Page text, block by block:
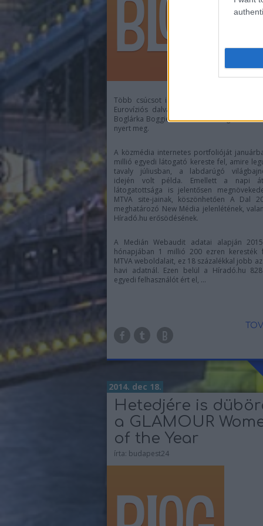
Több csúcsot is megdöntött idén
Eurovíziós dalválasztó show-ja
Boglárka BoggieWars For Nothingcímű
nyert meg.
A közmédia internetes portfolióját
millió egyedi látogató kereste fel, amire
tavaly júliusban, a labdarúgó
idején volt példa. Emellett a napi
látogatottsága is jelentősen
MTVA site-jainak, köszönhetően A Dal
meghatározó New Média jelenlétének,
Híradó.hu erősödésének.
A Medián Webaudit adatai alapján
hónapjában 1 millió 200 ezren keresték
MTVA weboldalait, ez 18 százalékkal jobb
havi adatnál. Ezen belül a Híradó.hu
egyedi felhasználót ért el, ...
2014. dec 18.
Hetedjére is
a GLAMOUR
of the Year
írta: budapest24